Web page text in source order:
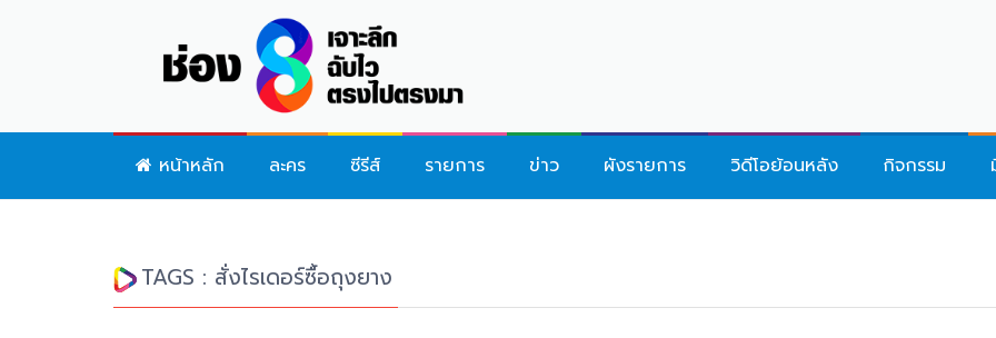
หน้าหลัก ละคร ซีรีส์ รายการ ข่าว ผังรายการ วิดีโอย้อนหลัง กิจกรรม
TAGS : สั่งไรเดอร์ซื้อถุงยาง